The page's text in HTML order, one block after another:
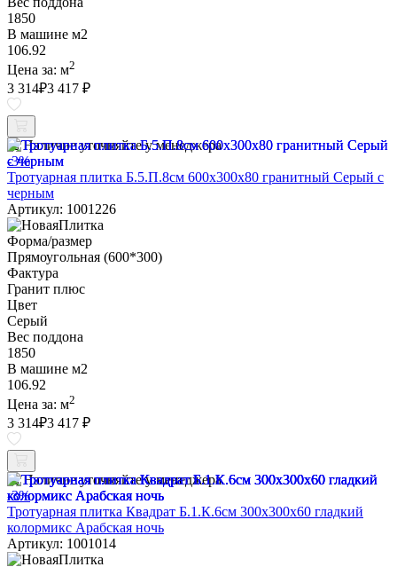
1850
В машине м2
106.92
Цена за: м2
3 314₽3 417 ₽
Наличие уточняйте у менеджера
-3%
Тротуарная плитка Б.5.П.8см 600х300х80 гранитный Серый с
черным
Артикул: 1001226
Форма/размер
Прямоугольная (600*300)
Фактура
Гранит плюс
Цвет
Серый
Вес поддона
1850
В машине м2
106.92
Цена за: м2
3 314₽3 417 ₽
Наличие уточняйте у менеджера
-3%
Тротуарная плитка Квадрат Б.1.К.6см 300х300х60 гладкий
колормикс Арабская ночь
Артикул: 1001014